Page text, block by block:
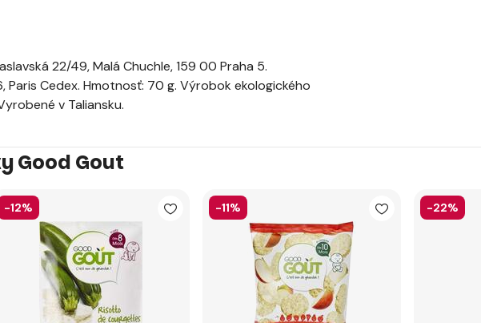
22/49, Malá Chuchle, 159 00 Praha 5.
Cedex. Hmotnosť: 70 g. Výrobok ekologického
v Taliansku.
Good Gout
-12% -11% -22%